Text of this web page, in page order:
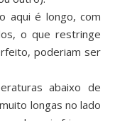
aqui é longo, com
o que restringe
poderiam ser
abaixo de
longas no lado